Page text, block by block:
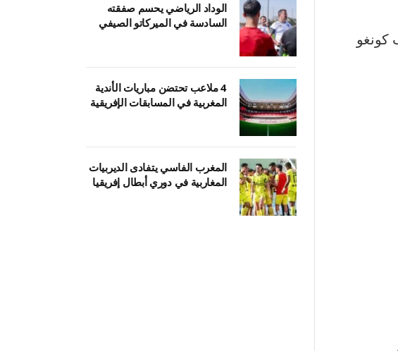
كونغو
الوداد الرياضي يحسم صفقته
السادسة في الميركاتو الصيفي
4 ملاعب تحتضن مباريات الأندية
المغربية في المسابقات الإفريقية
المغرب الفاسي يتفادى الديربيات
المغاربية في دوري أبطال إفريقيا